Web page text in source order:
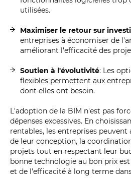
utilisées.
Maximiser le retour sur
entreprises à économiser de
améliorant l'efficacité des
Soutien à l'évolutivité: Les
flexibles permettent aux
dont elles ont besoin.
L'adoption de la BIM n'est pas
dépenses excessives. En
rentables, les entreprises
de leur conception, la
projets tout en respectant leur
bonne technologie au bon prix
et de l'efficacité à long terme